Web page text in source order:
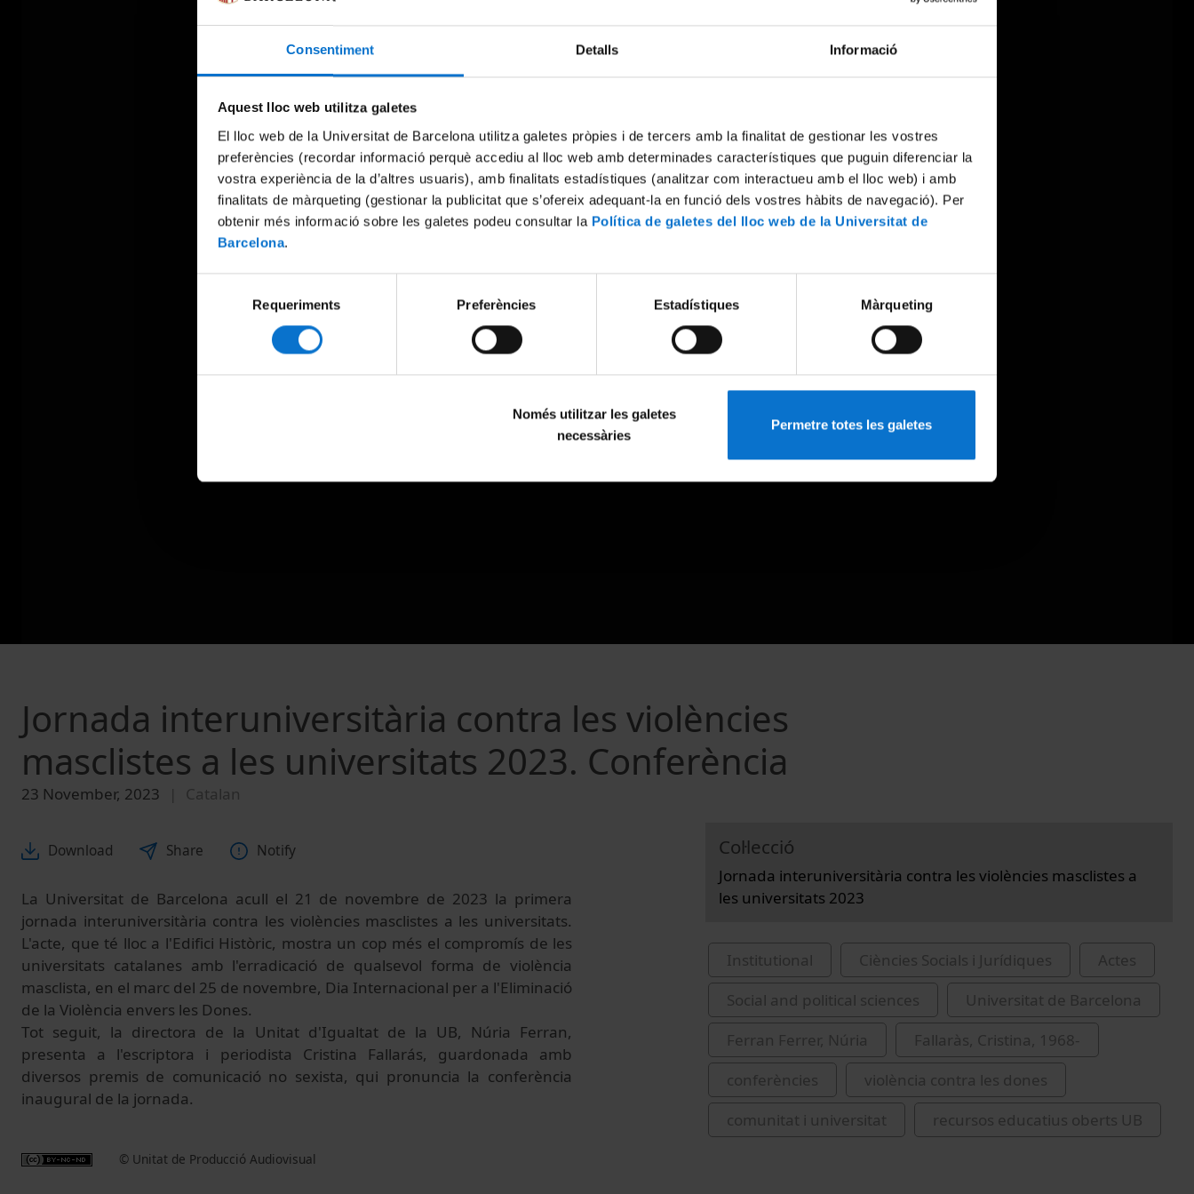
Consentiment Detalls Informació
Aquest lloc web utilitza galetes
El lloc web de la Universitat de Barcelona utilitza galetes pròpies i de tercers amb la finalitat de gestionar les vostres
preferències (recordar informació perquè accediu al lloc web amb determinades característiques que puguin diferenciar la
vostra experiència de la d’altres usuaris), amb finalitats estadístiques (analitzar com interactueu amb el lloc web) i amb
finalitats de màrqueting (gestionar la publicitat que s’ofereix adequant-la en funció dels vostres hàbits de navegació). Per
obtenir més informació sobre les galetes podeu consultar la Política de galetes del lloc web de la Universitat de
Barcelona.
consentiment
Requeriments Preferències Estadístiques Màrqueting
Només utilitzar les galetes
necessàries
Permetre totes les galetes
Try again
Jornada interuniversitària contra les violències
masclistes a les universitats 2023. Conferència
23 November, 2023 Catalan
Download Share Notify
La Universitat de Barcelona acull el 21 de novembre de 2023 la primera
jornada interuniversitària contra les violències masclistes a les universitats.
L'acte, que té lloc a l'Edifici Històric, mostra un cop més el compromís de les
universitats catalanes amb l'erradicació de qualsevol forma de violència
masclista, en el marc del 25 de novembre, Dia Internacional per a l'Eliminació
de la Violència envers les Dones.
Tot seguit, la directora de la Unitat d'Igualtat de la UB, Núria Ferran,
presenta a l'escriptora i periodista Cristina Fallarás, guardonada amb
diversos premis de comunicació no sexista, qui pronuncia la conferència
inaugural de la jornada.
© Unitat de Producció Audiovisual
Col·lecció
Jornada interuniversitària contra les violències masclistes a
les universitats 2023
Institutional Ciències Socials i Jurídiques
Actes
Social and political sciences
Universitat de Barcelona
Ferran Ferrer, Núria
Fallaràs, Cristina, 1968-
conferències
violència contra les dones
comunitat i universitat
recursos educatius oberts UB